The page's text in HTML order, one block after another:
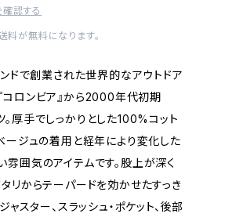
認する
が無料になります。
ドで創業された世界的なアウトドア
コロンビア』から2000年代初期
厚手でしっかりとした100%コット
ージュの着用と経年により変化した
囲気のアイテムです。股上が深く
リからテーパードを効かせたすっき
ャスター、スラッシュ・ポケット、後部